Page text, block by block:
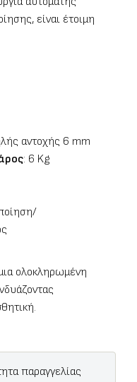
είναι έτοιμη
αντοχής 6 mm
: 6 Kg
ολοκληρωμένη
παραγγελίας